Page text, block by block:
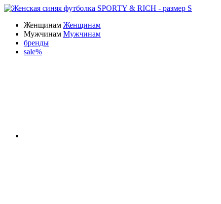
Женщинам Женщинам
Мужчинам Мужчинам
бренды
sale%